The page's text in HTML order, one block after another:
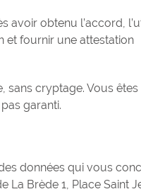
avoir obtenu l’accord,
et fournir une attestation
sans cryptage. Vous êtes
garanti.
données qui vous
La Brède 1, Place Saint